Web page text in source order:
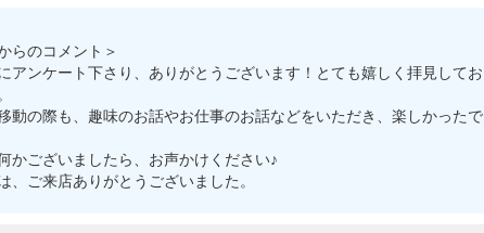
らのコメント＞
アンケート下さり、ありがとうございます！とても嬉しく拝見してお
動の際も、趣味のお話やお仕事のお話などをいただき、楽しかったで
かございましたら、お声かけください♪
、ご来店ありがとうございました。